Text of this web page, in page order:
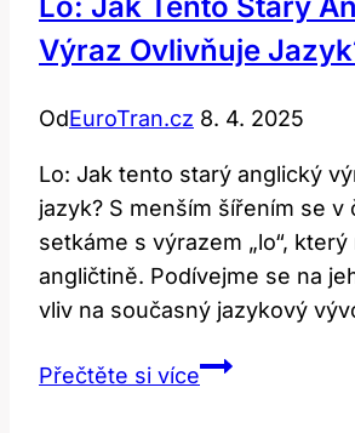
Výraz Ovlivňuje
OdEuroTran.cz 8. 4. 2025
Lo: Jak tento starý anglický
jazyk? S menším šířením se v
setkáme s výrazem „lo“,
angličtině. Podívejme se na
vliv na současný jazykový
Přečtěte si víceLo: